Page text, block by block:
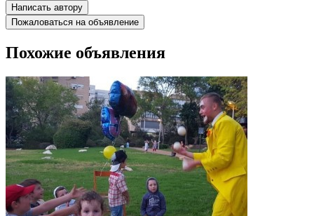
Написать автору
Пожаловаться на объявление
Похожие объявления